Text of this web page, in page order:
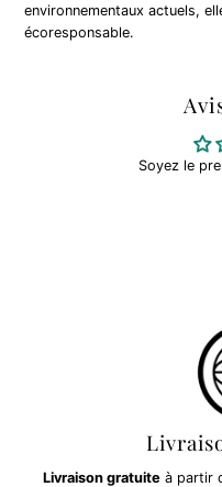
environnementaux actuels,
écoresponsable.
Soyez le
Livraison gratuite à partir